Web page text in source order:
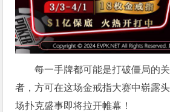
每一手牌都可能是打破僵局的
者，方可在这场金戒指大赛中崭露
场扑克盛事即将拉开帷幕！